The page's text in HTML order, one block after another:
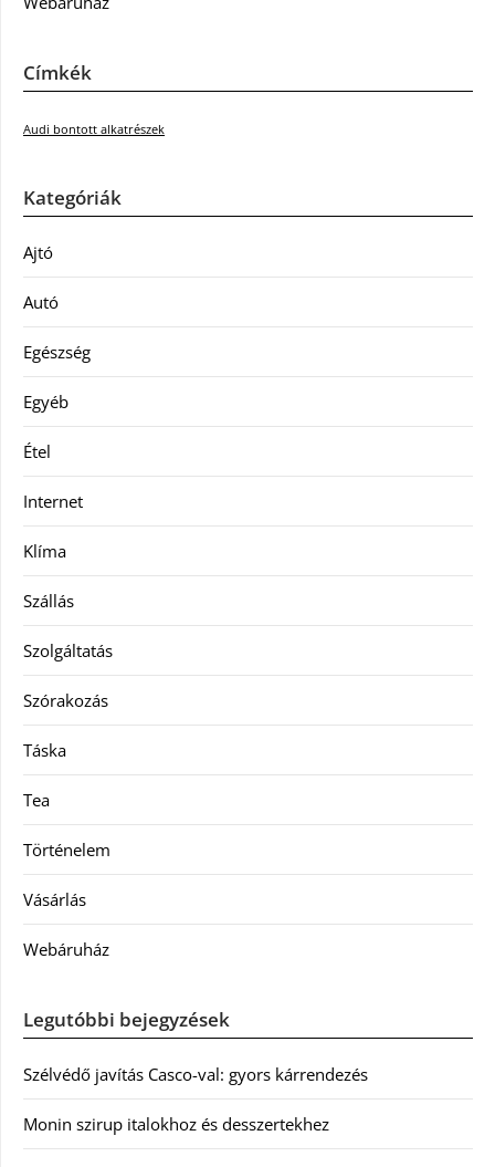
Címkék
Audi bontott alkatrészek
Kategóriák
Ajtó
Autó
Egészség
Egyéb
Étel
Internet
Klíma
Szállás
Szolgáltatás
Szórakozás
Táska
Tea
Történelem
Vásárlás
Webáruház
Legutóbbi bejegyzések
Szélvédő javítás Casco-val: gyors kárrendezés
Monin szirup italokhoz és desszertekhez